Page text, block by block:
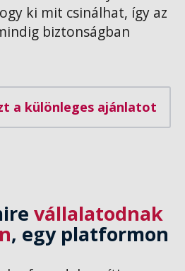
ki mit csinálhat, így az
biztonságban
a különleges ajánlatot
vállalatodnak
, egy platformon